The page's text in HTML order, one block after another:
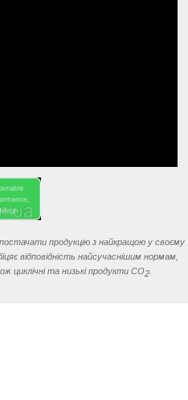
продукцію з найкращою у своєму
відповідність найсучаснішим нормам,
циклічні та низькі продукти CO2.